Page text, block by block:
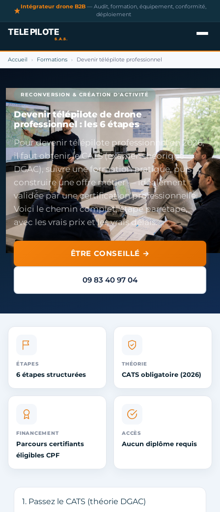
Intégrateur drone B2B — Audit, formation, équipement, conformité,
déploiement
Accueil › Formations › Devenir télépilote professionnel
RECONVERSION & CRÉATION D'ACTIVITÉ
Devenir télépilote de drone
professionnel : les 6 étapes
Pour devenir télépilote professionnel en 2026,
il faut obtenir le CATS (examen théorique
DGAC), suivre une formation pratique, puis
construire une offre métier — idéalement
validée par une certification professionnelle.
Voici le chemin complet, étape par étape,
avec les vrais prix et les vrais délais.
ÊTRE CONSEILLÉ →
09 83 40 97 04
ÉTAPES
6 étapes structurées
THÉORIE
CATS obligatoire (2026)
FINANCEMENT
Parcours certifiants
éligibles CPF
ACCÈS
Aucun diplôme requis
1. Passez le CATS (théorie DGAC)